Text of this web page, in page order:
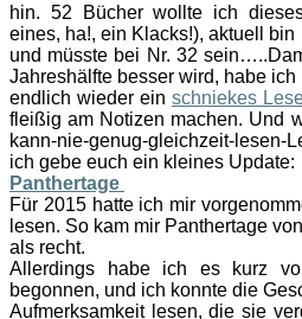
hin. 52 Bücher wollte ich
eines, ha!, ein Klacks!), aktuell
und müsste bei Nr. 32
Jahreshälfte besser wird, habe ich
endlich wieder ein schniekes
fleißig am Notizen machen. Und
kann-nie-genug-gleichzeit-
ich gebe euch ein kleines Update:
Panthertage
Für 2015 hatte ich mir
lesen. So kam mir Panthertage
als recht.
Allerdings habe ich es kurz
begonnen, und ich konnte die
Aufmerksamkeit lesen, die sie